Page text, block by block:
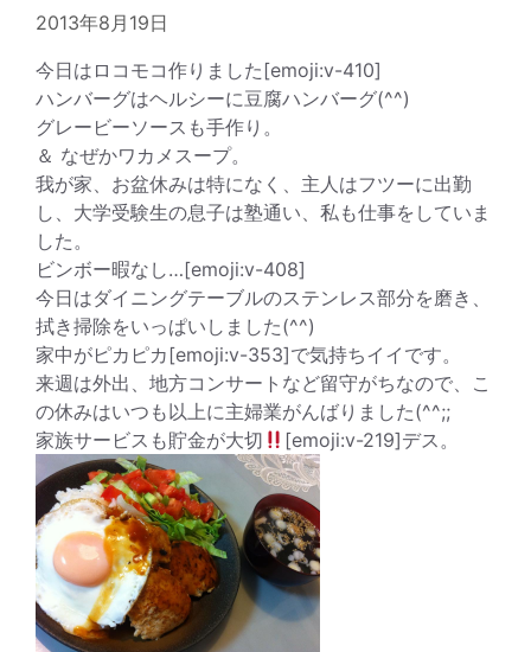
2013年8月19日
今日はロコモコ作りました[emoji:v-410]
ハンバーグはヘルシーに豆腐ハンバーグ(^^)
グレービーソースも手作り。
＆ なぜかワカメスープ。
我が家、お盆休みは特になく、主人はフツーに出勤
し、大学受験生の息子は塾通い、私も仕事をしていま
した。
ビンボー暇なし…[emoji:v-408]
今日はダイニングテーブルのステンレス部分を磨き、
拭き掃除をいっぱいしました(^^)
家中がピカピカ[emoji:v-353]で気持ちイイです。
来週は外出、地方コンサートなど留守がちなので、こ
の休みはいつも以上に主婦業がんばりました(^^;;
家族サービスも貯金が大切
[emoji:v-219]デス。